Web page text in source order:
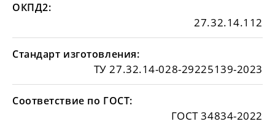
ОКПД2:
27.32.14.112
Стандарт изготовления:
ТУ 27.32.14-028-29225139-2023
Соответствие по ГОСТ:
ГОСТ 34834-2022